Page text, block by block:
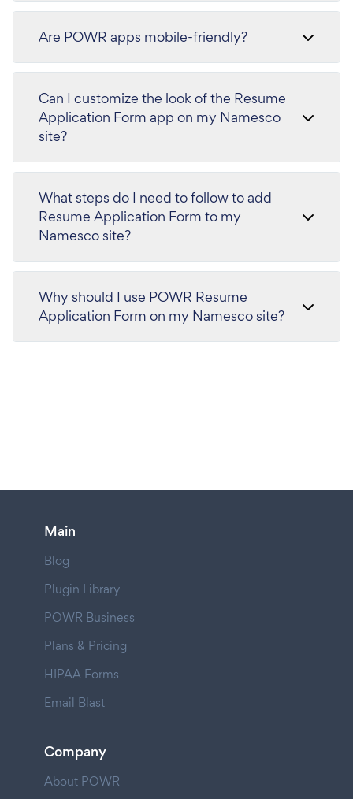
Are POWR apps mobile-friendly?
Can I customize the look of the Resume
Application Form app on my Namesco
site?
What steps do I need to follow to add
Resume Application Form to my
Namesco site?
Why should I use POWR Resume
Application Form on my Namesco site?
Main
Blog
Plugin Library
POWR Business
Plans & Pricing
HIPAA Forms
Email Blast
Company
About POWR